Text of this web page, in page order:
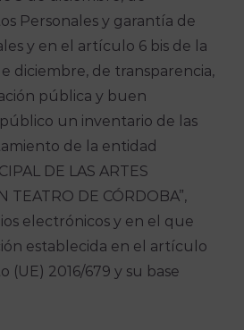
Personales y garantía de
y en el artículo 6 bis de la
diciembre, de transparencia,
pública y buen
un inventario de las
de la entidad
DE LAS ARTES
TEATRO DE CÓRDOBA”,
electrónicos y en el que
establecida en el artículo
(UE) 2016/679 y su base